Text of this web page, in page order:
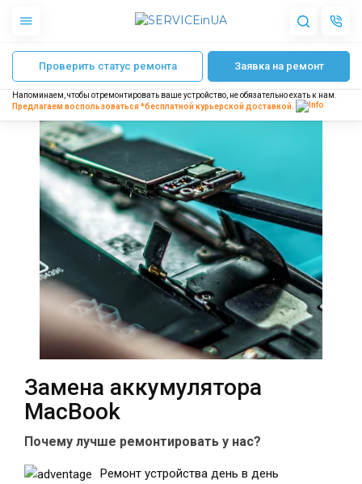
Apple
Гаджеты
Акустика
Бытовая техника
Другое
Доставка и оплата
Отзывы
Партнерам
Интернет-магазин
Запчасти для смартфонов
Театральная
г. Киев, ул. Крещатик 44-А г. Киев, ул. Анны Ахматовой, 30
Оболонь
г. Киев, ТЦ LAKE PLAZA, ул. Героев
г. Киев, ул. Казимира Малевича, 87
Проверить статус ремонта Заявка на ремонт
Напоминаем, чтобы отремонтировать ваше устройство, не обязательно ехать к нам.
Предлагаем воспользоваться *бесплатнойкурьерской доставкой.
Главная Замена аккумулятора MacBook
Замена аккумулятора
MacBook
Почему лучше ремонтировать у нас?
Ремонт устройства день в день